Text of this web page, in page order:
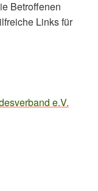
Betroffenen
Links für
e.V.